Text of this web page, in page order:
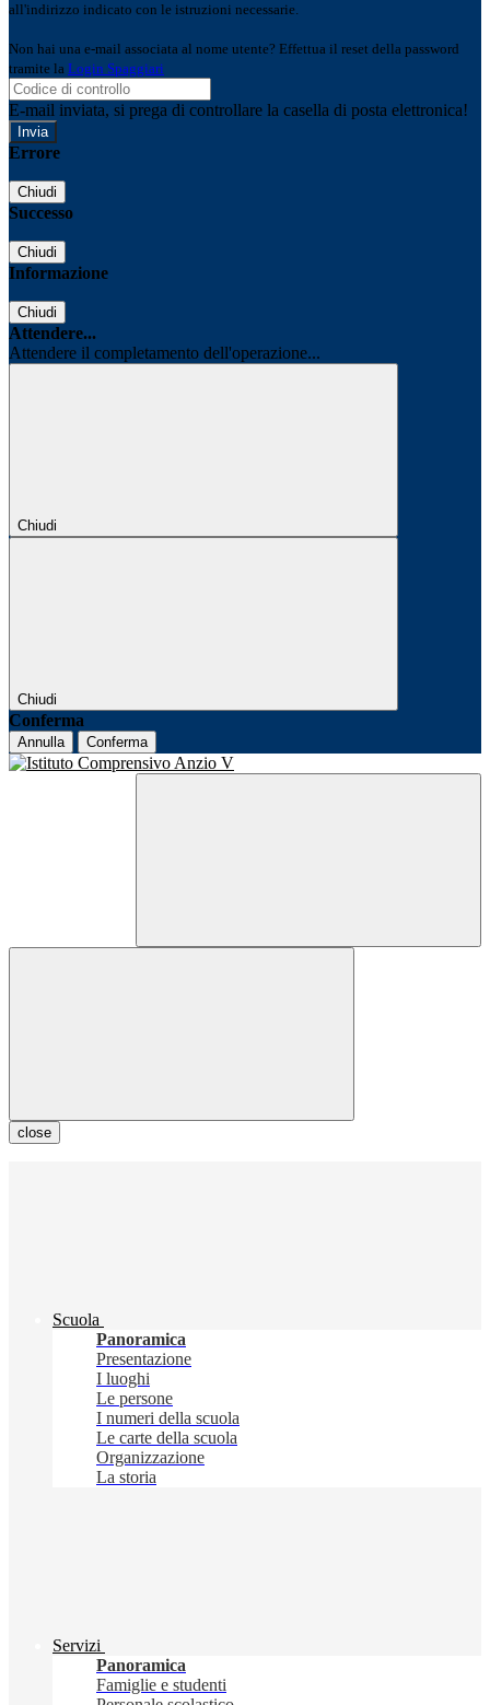
all'indirizzo indicato con le istruzioni necessarie.
Non hai una e-mail associata al nome utente? Effettua il reset della password
tramite la Login Spaggiari
E-mail inviata, si prega di controllare la casella di posta elettronica!
Errore
Chiudi
Successo
Chiudi
Informazione
Chiudi
Attendere...
Attendere il completamento dell'operazione...
Chiudi
Chiudi
Conferma
Annulla Conferma
close
Scuola
Panoramica
Presentazione
I luoghi
Le persone
I numeri della scuola
Le carte della scuola
Organizzazione
La storia
Servizi
Panoramica
Famiglie e studenti